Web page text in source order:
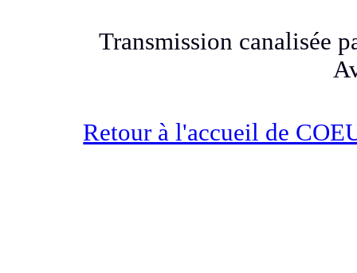
Transmission canalisée
Retour à l'accueil de